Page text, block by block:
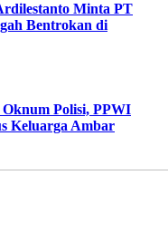
Minta PT
Bentrokan di
Polisi, PPWI
Keluarga Ambar